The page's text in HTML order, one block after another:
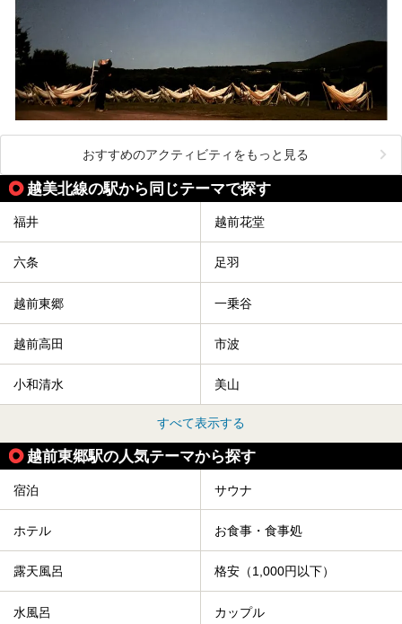
おすすめのアクティビティをもっと見る
越美北線の駅から同じテーマで探す
福井 越前花堂
六条 足羽
越前東郷 一乗谷
越前高田 市波
小和清水 美山
すべて表示する
越前東郷駅の人気テーマから探す
宿泊 サウナ
ホテル お食事・食事処
露天風呂 格安（1,000円以下）
水風呂 カップル